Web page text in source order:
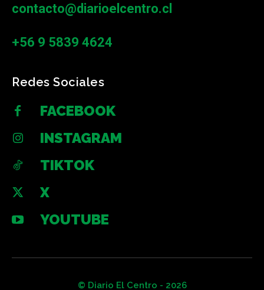
contacto@diarioelcentro.cl
+56 9 5839 4624
Redes Sociales
FACEBOOK
INSTAGRAM
TIKTOK
X
YOUTUBE
© Diario El Centro - 2026